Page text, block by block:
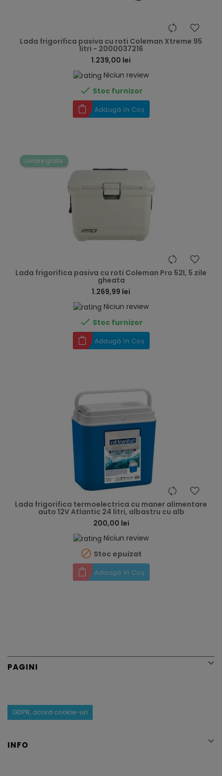
Lada frigorifica pasiva cu roti Coleman Xtreme 95
litri - 2000037216
1.239,00 lei
Niciun review
 Stoc furnizor
Adaugă în Coș
Livrare gratis
Lada frigorifica pasiva cu roti Coleman Pro 52l, 5 zile
gheata
1.269,99 lei
Niciun review
 Stoc furnizor
Adaugă în Coș
Lada frigorifica termoelectrica cu maner alimentare
auto 12V Atlantic 24 litri, albastru cu alb
200,00 lei
Niciun review
 Stoc epuizat
Adaugă în Coș
PAGINI 
GDPR, acord cookie-uri
INFO 